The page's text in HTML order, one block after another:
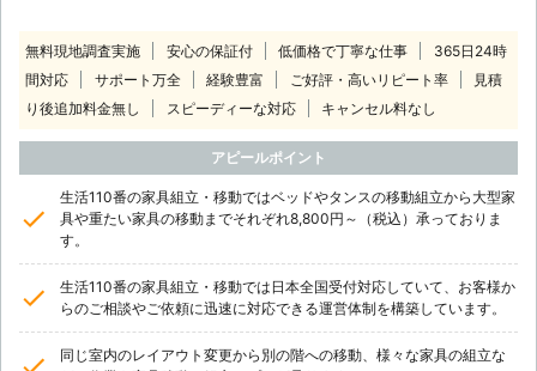
無料現地調査実施 安心の保証付 低価格で丁寧な仕事
365日24時
間対応
サポート万全 経験豊富 ご好評・高いリピート率
見積
り後追加料金無し
スピーディーな対応 キャンセル料なし
アピールポイント
生活110番の家具組立・移動ではベッドやタンスの移動組立から大型家
具や重たい家具の移動までそれぞれ8,800円～（税込）承っておりま
す。
生活110番の家具組立・移動では日本全国受付対応していて、お客様か
らのご相談やご依頼に迅速に対応できる運営体制を構築しています。
同じ室内のレイアウト変更から別の階への移動、様々な家具の組立な